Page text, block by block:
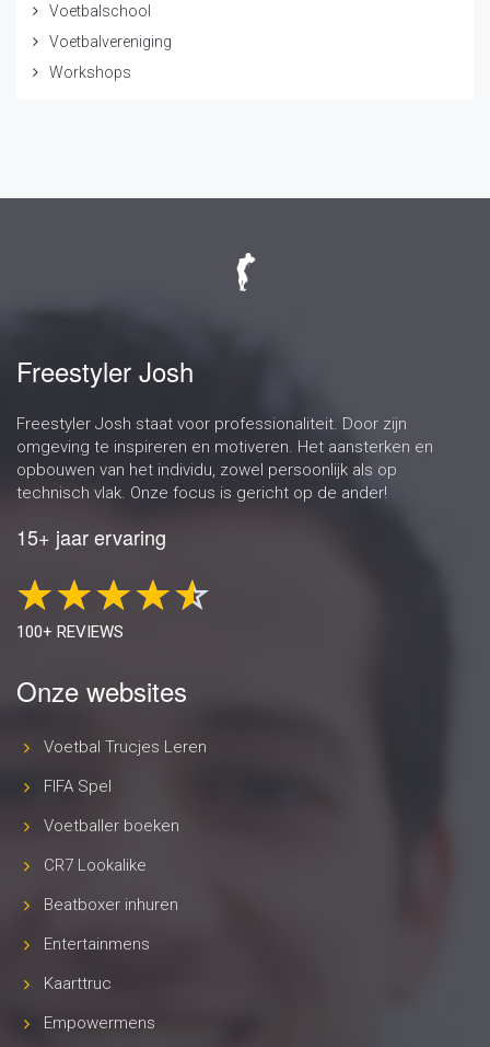
Voetbalschool
Voetbalvereniging
Workshops
Freestyler Josh
Freestyler Josh staat voor professionaliteit. Door zijn
omgeving te inspireren en motiveren. Het aansterken en
opbouwen van het individu, zowel persoonlijk als op
technisch vlak. Onze focus is gericht op de ander!
15+ jaar ervaring
100+ REVIEWS
Onze websites
Voetbal Trucjes Leren
FIFA Spel
Voetballer boeken
CR7 Lookalike
Beatboxer inhuren
Entertainmens
Kaarttruc
Empowermens